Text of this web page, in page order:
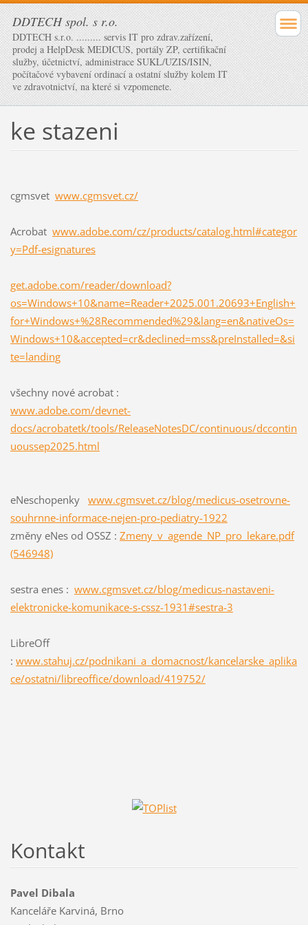
DDTECH spol. s r.o.
DDTECH s.r.o. ......... servis IT pro zdrav.zařízení,
prodej a HelpDesk MEDICUS, portály ZP, certifikační
služby, účetnictví, administrace SUKL/UZIS/ISIN,
počítačové vybavení ordinací a ostatní služby kolem IT
ve zdravotnictví, na které si vzpomenete.
ke stazeni
cgmsvet www.cgmsvet.cz/
Acrobat www.adobe.com/cz/products/catalog.html#categor
y=Pdf-esignatures
get.adobe.com/reader/download?
os=Windows+10&name=Reader+2025.001.20693+English+
for+Windows+%28Recommended%29&lang=en&nativeOs=
Windows+10&accepted=cr&declined=mss&preInstalled=&si
te=landing
všechny nové acrobat :
www.adobe.com/devnet-
docs/acrobatetk/tools/ReleaseNotesDC/continuous/dccontin
uoussep2025.html
eNeschopenky www.cgmsvet.cz/blog/medicus-osetrovne-
souhrnne-informace-nejen-pro-pediatry-1922
změny eNes od OSSZ : Zmeny_v_agende_NP_pro_lekare.pdf
(546948)
sestra enes : www.cgmsvet.cz/blog/medicus-nastaveni-
elektronicke-komunikace-s-cssz-1931#sestra-3
LibreOff
: www.stahuj.cz/podnikani_a_domacnost/kancelarske_aplika
ce/ostatni/libreoffice/download/419752/
Kontakt
Pavel Dibala
Kanceláře Karviná, Brno